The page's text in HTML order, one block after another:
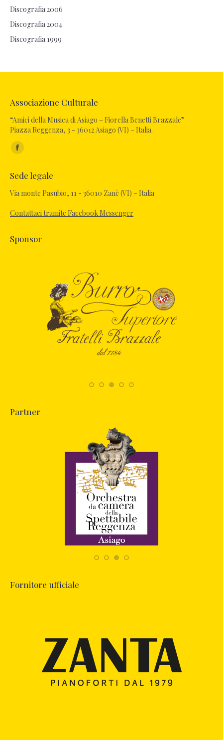
Discografia 2006
Discografia 2004
Discografia 1999
Associazione Culturale
“Amici della Musica di Asiago – Fiorella Benetti Brazzale”
Piazza Reggenza, 3 - 36012 Asiago (VI) – Italia.
Ci puoi trovare su:
Sede legale
Via monte Pasubio, 11 - 36010 Zanè (VI) – Italia
Contattaci tramite Facebook Messenger
Sponsor
Partner
Fornitore ufficiale